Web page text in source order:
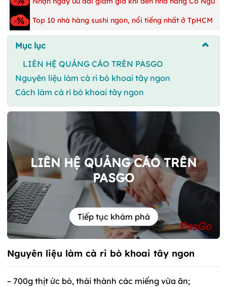
Top 10 nhà hàng sushi ngon, nổi tiếng nhất ở TpHCM
Mục lục
LIÊN HỆ QUẢNG CÁO TRÊN PASGO
Nguyên liệu làm cà ri bò khoai tây ngon
Cách làm cà ri bò khoai tây ngon
LIÊN HỆ QUẢNG CÁO TRÊN
PASGO
Tiếp tục khám phá
Nguyên liệu làm cà ri bò khoai tây ngon
– 700g thịt ức bò, thái thành các miếng vừa ăn;